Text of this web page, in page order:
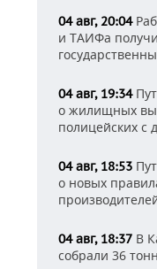
04 авг, 20:04
и ТАИФа
04 авг, 19:34
о жилищных
полицейских с
04 авг, 18:53
о новых
04 авг, 18:37 В
собрали 36